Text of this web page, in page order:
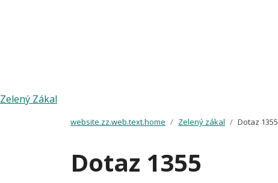
Zelený Zákal
website.zz.web.text.home Zelený zákal Dotaz 1355
Dotaz 1355